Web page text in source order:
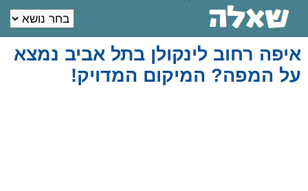
איפה רחוב לינקולן בתל אביב נמצא
על המפה? המיקום המדויק!